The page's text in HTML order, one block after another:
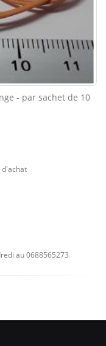
- par sachet de 10
d'achat
au 0688565273